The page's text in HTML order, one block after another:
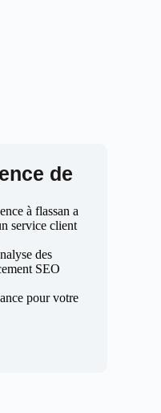
de
à flassan a
service client
des
SEO
pour votre